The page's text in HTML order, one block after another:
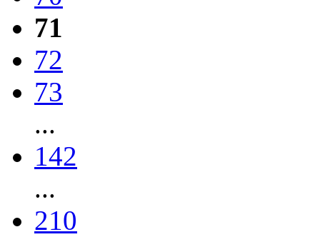
71
72
73
...
142
...
210